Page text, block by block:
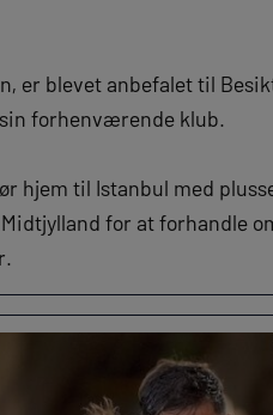
er blevet anbefalet til
forhenværende klub.
hjem til Istanbul med
for at forhandle